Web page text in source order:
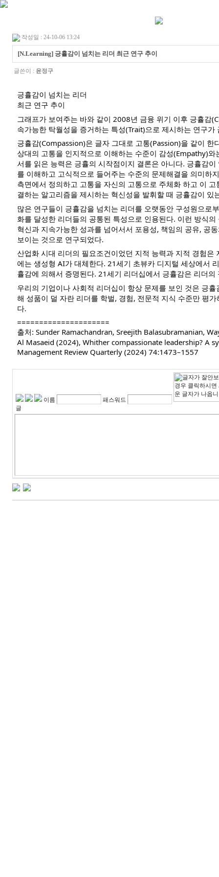
작성일 : 24-10-06 13:24
[N.Learning] 긍휼감이 넘치는 리더 최근 연구 추이
글쓴이 : 윤정구
긍휼감이 넘치는 리더
최근 연구 추이
그래프가 보여주는 바와 같이 2008년 금융 위기 이후 긍휼감
속가능한 탁월성을 증거하는 특성(Trait)으로 제시하는 연구가
긍휼감(Compassion)은 글자 그대로 고통(Passion)을 같이 한
상대의 고통을 인지적으로 이해하는 수준이 감성(Empathy)와
서를 읽은 능력은 긍휼의 시작점이지 결론은 아니다. 긍휼감
를 이해하고 고식적으로 들어주는 수준의 문제해결을 의미하
측면에서 정의하고 고통을 자신의 고통으로 주체화 하고 이
결하는 알고리즘을 제시하는 혁신성을 발휘할 때 긍휼감이 있
많은 연구들이 긍휼감을 넘치는 리더를 오랫동안 구성원으로
화를 달성한 리더들의 공통된 특성으로 인용된다. 이런 방식
혁신과 지속가능한 성과를 넘어서서 포용성, 책임의 공유, 공
보이는 것으로 연구되었다.
산업화 시대 리더의 필요조건이었던 지적 능력과 지적 경험은
에는 생성형 AI가 대체한다. 21세기 초뷰카 디지털 세상에서
휼감에 의해서 증명된다. 21세기 리더십에서 긍휼감은 리더의
우리의 기업이나 사회적 리더십이 항상 문제를 보인 것은 긍
해 성품이 덜 자란 리더를 학벌, 경험, 전문적 지식 수준만 평
다.
=====================
출처: Sunder Ramachandran, Sreejith Balasubramanian,
Al Masaeid (2024), Whither compassionate leadership? A
Management Review Quarterly (2024) 74:1473–1557
이름
패스워드
글